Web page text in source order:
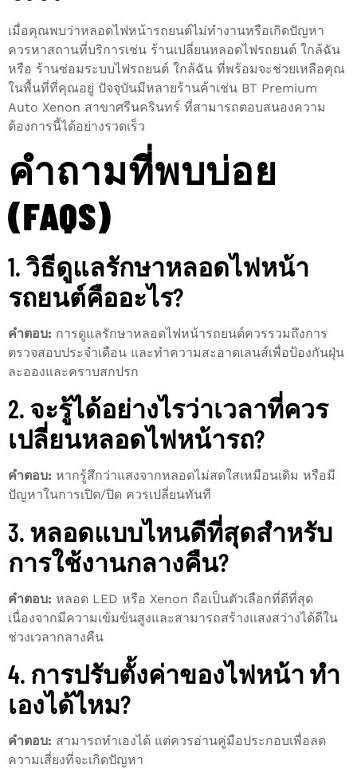
เมื่อคุณพบว่าหลอดไฟหน้ารถยนต์ไม่ทำงานหรือเกิดปัญหา
ควรหาสถานที่บริการเช่น ร้านเปลี่ยนหลอดไฟรถยนต์ ใกล้ฉัน
หรือ ร้านซ่อมระบบไฟรถยนต์ ใกล้ฉัน ที่พร้อมจะช่วยเหลือคุณ
ในพื้นที่ที่คุณอยู่ ปัจจุบันมีหลายร้านค้าเช่น BT Premium
Auto Xenon สาขาศรีนครินทร์ ที่สามารถตอบสนองความ
ต้องการนี้ได้อย่างรวดเร็ว
คำถามที่พบบ่อย
(FAQS)
1. วิธีดูแลรักษาหลอดไฟหน้า
รถยนต์คืออะไร?
คำตอบ: การดูแลรักษาหลอดไฟหน้ารถยนต์ควรรวมถึงการ
ตรวจสอบประจำเดือน และทำความสะอาดเลนส์เพื่อป้องกันฝุ่น
ละอองและคราบสกปรก
2. จะรู้ได้อย่างไรว่าเวลาที่ควร
เปลี่ยนหลอดไฟหน้ารถ?
คำตอบ: หากรู้สึกว่าแสงจากหลอดไม่สดใสเหมือนเดิม หรือมี
ปัญหาในการเปิด/ปิด ควรเปลี่ยนทันที
3. หลอดแบบไหนดีที่สุดสำหรับ
การใช้งานกลางคืน?
คำตอบ: หลอด LED หรือ Xenon ถือเป็นตัวเลือกที่ดีที่สุด
เนื่องจากมีความเข้มข้นสูงและสามารถสร้างแสงสว่างได้ดีใน
ช่วงเวลากลางคืน
4. การปรับตั้งค่าของไฟหน้า ทำ
เองได้ไหม?
คำตอบ: สามารถทำเองได้ แต่ควรอ่านคู่มือประกอบเพื่อลด
ความเสี่ยงที่จะเกิดปัญหา